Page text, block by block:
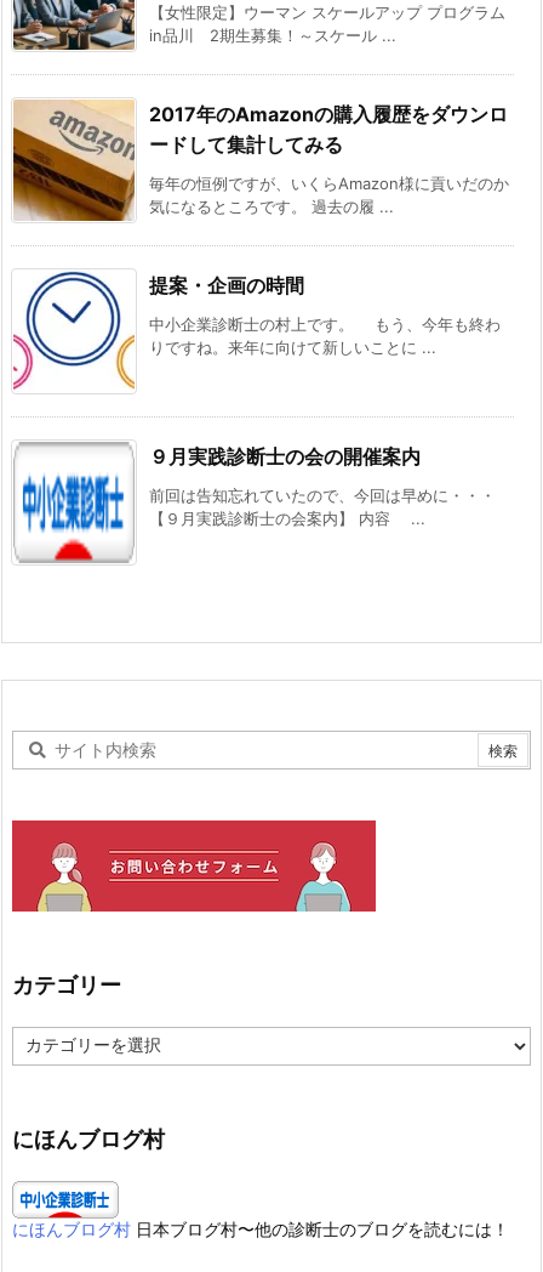
【女性限定】ウーマン スケールアップ プログラム
in品川 2期生募集！～スケール ...
2017年のAmazonの購入履歴をダウンロ
ードして集計してみる
毎年の恒例ですが、いくらAmazon様に貢いだのか
気になるところです。 過去の履 ...
提案・企画の時間
中小企業診断士の村上です。 もう、今年も終わ
りですね。来年に向けて新しいことに ...
９月実践診断士の会の開催案内
前回は告知忘れていたので、今回は早めに・・・
【９月実践診断士の会案内】 内容 ...
カテゴリー
テ
ー
にほんブログ村
にほんブログ村 日本ブログ村〜他の診断士のブログを読むには！